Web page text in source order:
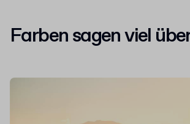
Farben sagen viel